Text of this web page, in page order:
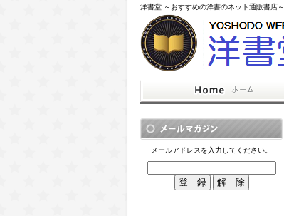
洋書堂 ～おすすめの洋書のネット通販書店～
メールアドレスを入力してください。